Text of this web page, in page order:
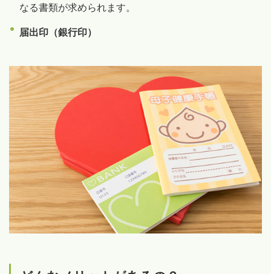
なる書類が求められます。
届出印（銀行印）